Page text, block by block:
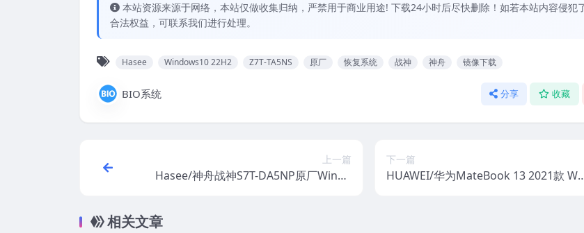
本站资源来源于网络，本站仅做收集归纳，严禁用于商业用途! 下载24小时后尽快删除！如若本站内容侵犯
合法权益，可联系我们进行处理。
Hasee Windows10 22H2 Z7T-TA5NS 原厂 恢复系统 战神 神舟 镜像下载
BIO系统 分享 收藏
上一篇
Hasee/神舟战神S7T-DA5NP原厂Windo
下一篇
HUAWEI/华为MateBook 13 2021款 WR
相关文章